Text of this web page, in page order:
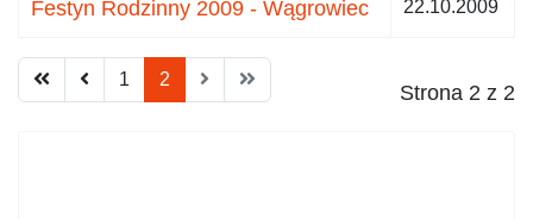
Festyn Rodzinny 2009 - Wągrowiec 22.10.2009
1 2
Strona 2 z 2